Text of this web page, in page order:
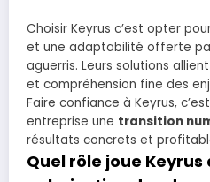
Choisir Keyrus c’est opter
et une adaptabilité offerte
aguerris. Leurs solutions
et compréhension fine des
Faire confiance à Keyrus,
entreprise une transition
résultats concrets et
Quel rôle joue Keyrus